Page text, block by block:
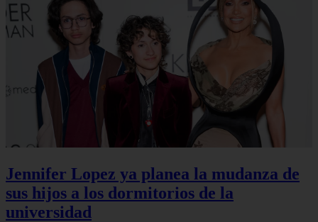
Jennifer Lopez ya planea la mudanza de
sus hijos a los dormitorios de la
universidad